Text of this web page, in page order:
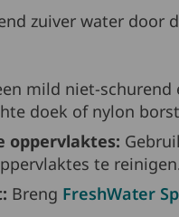
zuiver water door
mild niet-schurend
doek of nylon
oppervlaktes:
te
Breng FreshWater